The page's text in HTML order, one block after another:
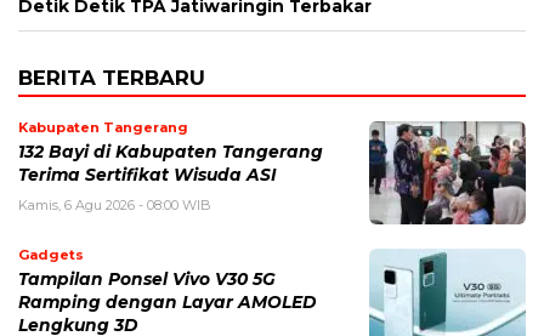
Detik Detik TPA Jatiwaringin Terbakar
BERITA TERBARU
Kabupaten Tangerang
132 Bayi di Kabupaten Tangerang
Terima Sertifikat Wisuda ASI
Kamis, 6 Agu 2026 - 08:00 WIB
Gadgets
Tampilan Ponsel Vivo V30 5G
Ramping dengan Layar AMOLED
Lengkung 3D